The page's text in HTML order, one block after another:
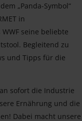
„Panda-Symbol“
in
seine beliebte
Begleitend zu
und Tipps für die
sofort die Industrie
Ernährung und die
Dabei macht unsere